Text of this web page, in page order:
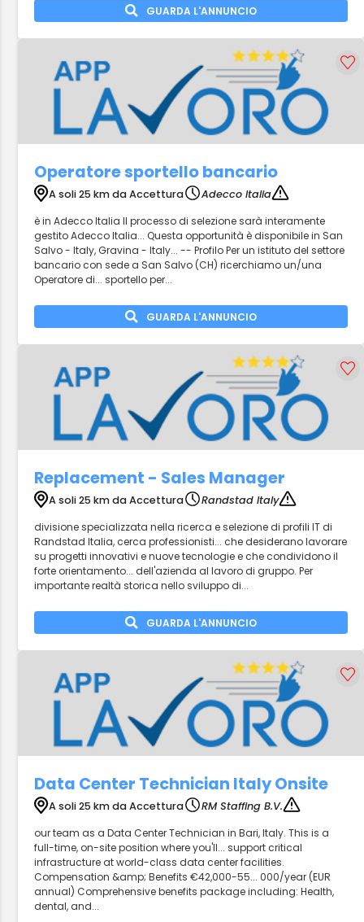
GUARDA L'ANNUNCIO
Operatore sportello bancario
A soli 25 km da Accettura
Adecco Italia
è in Adecco Italia Il processo di selezione sarà interamente
gestito Adecco Italia... Questa opportunità è disponibile in San
Salvo - Italy, Gravina - Italy... -- Profilo Per un istituto del settore
bancario con sede a San Salvo (CH) ricerchiamo un/una
Operatore di... sportello per...
GUARDA L'ANNUNCIO
Replacement - Sales Manager
A soli 25 km da Accettura
Randstad Italy
divisione specializzata nella ricerca e selezione di profili IT di
Randstad Italia, cerca professionisti... che desiderano lavorare
su progetti innovativi e nuove tecnologie e che condividono il
forte orientamento... dell'azienda al lavoro di gruppo. Per
importante realtà storica nello sviluppo di...
GUARDA L'ANNUNCIO
Data Center Technician Italy Onsite
A soli 25 km da Accettura
RM Staffing B.V.
our team as a Data Center Technician in Bari, Italy. This is a
full-time, on-site position where you'll... support critical
infrastructure at world-class data center facilities.
Compensation &amp; Benefits €42,000-55... 000/year (EUR
annual) Comprehensive benefits package including: Health,
dental, and...